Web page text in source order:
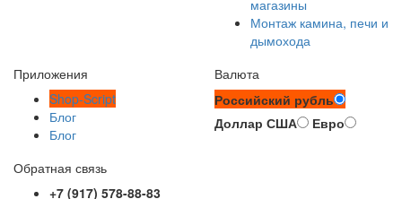
магазины
Монтаж камина, печи и
дымохода
Приложения
Shop-Script
Блог
Блог
Валюта
Российский рубль
Доллар США
Евро
Обратная связь
+7 (917) 578-88-83